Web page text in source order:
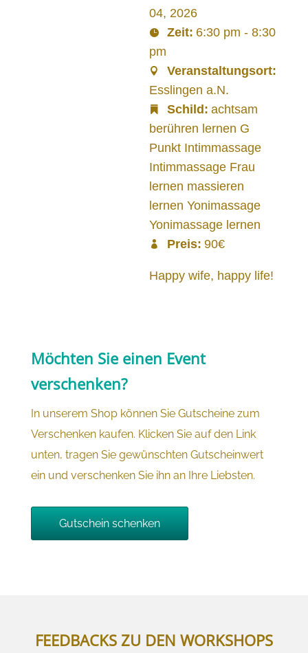
04, 2026
Zeit: 6:30 pm - 8:30
pm
Veranstaltungsort:
Esslingen a.N.
Schild: achtsam
berühren lernen G
Punkt Intimmassage
Intimmassage Frau
lernen massieren
lernen Yonimassage
Yonimassage lernen
Preis: 90€
Happy wife, happy life!
Möchten Sie einen Event
verschenken?
In unserem Shop können Sie Gutscheine zum
Verschenken kaufen. Klicken Sie auf den Link
unten, tragen Sie gewünschten Gutscheinwert
ein und verschenken Sie ihn an Ihre Liebsten.
Gutschein schenken
FEEDBACKS ZU DEN WORKSHOPS